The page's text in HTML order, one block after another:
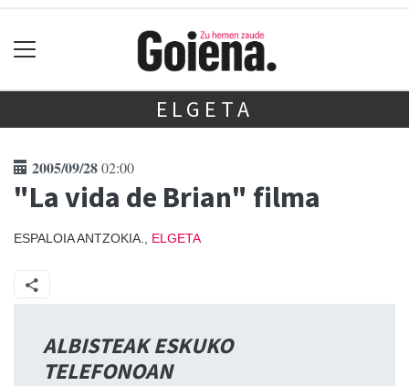
ELGETA
2005/09/2802:00
"La vida de Brian" filma
ESPALOIA ANTZOKIA., ELGETA
ALBISTEAK ESKUKO
TELEFONOAN